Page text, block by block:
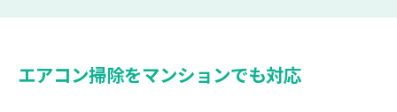
エアコン掃除をマンションでも対応